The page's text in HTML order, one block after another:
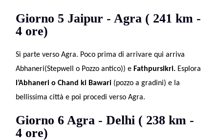
Giorno 5 Jaipur - Agra ( 241 km -
4 ore)
Si parte verso Agra. Poco prima di arrivare qui arriva
Abhaneri(Stepwell o Pozzo antico)) e Fathpursikri. Esplora
l’Abhaneri o Chand ki Bawari (pozzo a gradini) e la
bellissima città e poi procedi verso Agra.
Giorno 6 Agra - Delhi ( 238 km -
4 ore)